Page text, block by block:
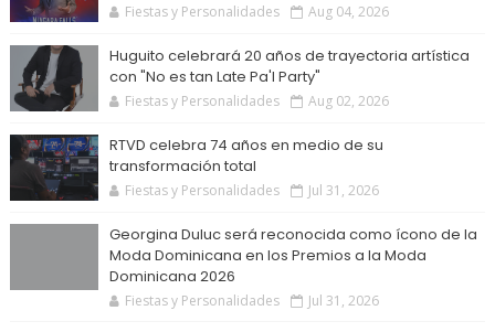
Fiestas y Personalidades Aug 04, 2026
Huguito celebrará 20 años de trayectoria artística
con "No es tan Late Pa'l Party"
Fiestas y Personalidades Aug 02, 2026
RTVD celebra 74 años en medio de su
transformación total
Fiestas y Personalidades Jul 31, 2026
Georgina Duluc será reconocida como ícono de la
Moda Dominicana en los Premios a la Moda
Dominicana 2026
Fiestas y Personalidades Jul 31, 2026